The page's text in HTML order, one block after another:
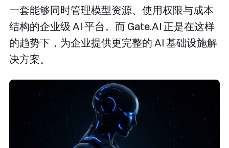
一套能够同时管理模型资源、使用权限与成本
结构的企业级 AI 平台。而 Gate.AI 正是在这样
的趋势下，为企业提供更完整的 AI 基础设施解
决方案。